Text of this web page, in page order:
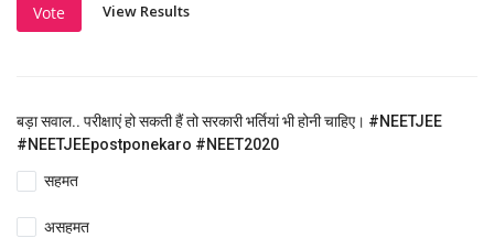
Vote View Results
बड़ा सवाल.. परीक्षाएं हो सकती हैं तो सरकारी भर्तियां भी होनी चाहिए। #NEETJEE
#NEETJEEpostponekaro #NEET2020
सहमत
असहमत